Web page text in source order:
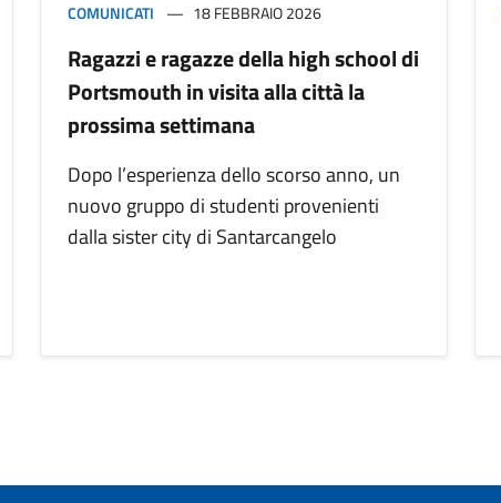
COMUNICATI 18 FEBBRAIO 2026
Ragazzi e ragazze della high school di
Portsmouth in visita alla città la
prossima settimana
Dopo l’esperienza dello scorso anno, un
nuovo gruppo di studenti provenienti
dalla sister city di Santarcangelo